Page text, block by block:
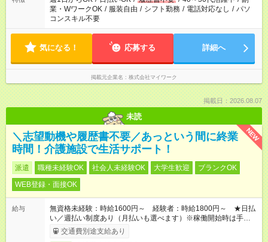
業・WワークOK / 服装自由 / シフト勤務 / 電話対応なし / パソ
コンスキル不要
気になる！ 応募する 詳細へ
掲載元企業名 株式会社マイワーク
掲載日：2026.08.07
未読
NEW
＼志望動機や履歴書不要／あっという間に終業
時間！介護施設で生活サポート！
派遣 職種未経験OK 社会人未経験OK 大学生歓迎
ブランクOK
WEB登録・面接OK
給与
無資格未経験：時給1600円～ 経験者：時給1800円～ ★日払
い／週払い制度あり（月払いも選べます）※稼働開始時は手続き
完了次第のお支払いとなります。
交通費別途支給あり